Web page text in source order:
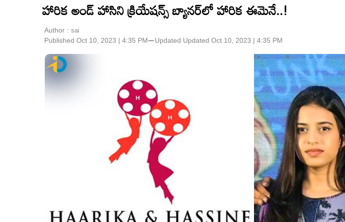
హారిక అండ్ హాసిని క్రియేషన్స్ బ్యానర్‌లో హారిక ఈమెనే..!
Author : sai
Published Oct 10, 2023 | 4:35 PM⚊Updated Updated Oct 10, 2023 | 4:35 PM